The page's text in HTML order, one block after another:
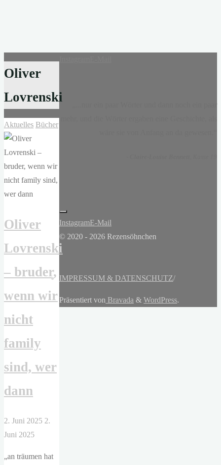
Oliver
Lovrenski
Aktuelles Bücher
Oliver
Lovrenski
– bruder,
wenn wir
nicht
family
sind, wer
dann
2. Juni 2025 2.
Juni 2025
„an träumen hat
InstagramE-Mail
© 2020 - 2026 Rezensöhnchen
IMPRESSUM & DATENSCHUTZ/
Präsentiert von Bravada & WordPress.